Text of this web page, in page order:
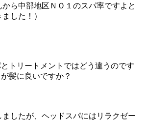
中部地区ＮＯ１のスパ率ですよと
した！）
トリートメントではどう違うのです
髪に良いですか？
たが、ヘッドスパにはリラクゼー